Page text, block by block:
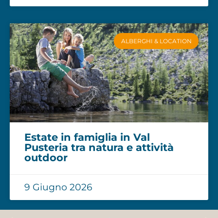
ALBERGHI & LOCATION
Estate in famiglia in Val
Pusteria tra natura e attività
outdoor
9 Giugno 2026